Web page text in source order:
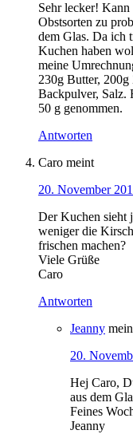
Sehr lecker! Kann
Obstsorten zu
dem Glas. Da ich
Kuchen haben
meine
230g Butter,
Backpulver, Salz.
50 g genommen.
Antworten
Caro meint
20. November
Der Kuchen sieht
weniger die
frischen machen?
Viele Grüße
Caro
Antworten
Jeanny
20.
Hej Caro,
aus dem
Feines
Jeanny